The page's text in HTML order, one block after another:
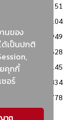
นของ
ด้เป็นปกติ
คุกกี้
ซอร์
2351
2104
1949
1628
1145
834
778